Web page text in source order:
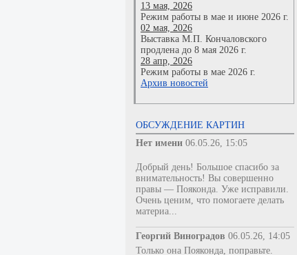
13 мая, 2026
Режим работы в мае и июне 2026 г.
02 мая, 2026
Выставка М.П. Кончаловского
продлена до 8 мая 2026 г.
28 апр, 2026
Режим работы в мае 2026 г.
Архив новостей
ОБСУЖДЕНИЕ КАРТИН
Нет имени 06.05.26, 15:05
Добрый день! Большое спасибо за
внимательность! Вы совершенно
правы — Пояконда. Уже исправили.
Очень ценим, что помогаете делать
материа...
Георгий Виноградов 06.05.26, 14:05
Только она Пояконда, поправьте.